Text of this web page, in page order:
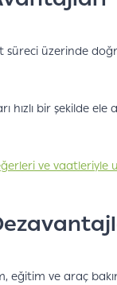
süreci üzerinde
hızlı bir şekilde
ve
eğitim ve araç